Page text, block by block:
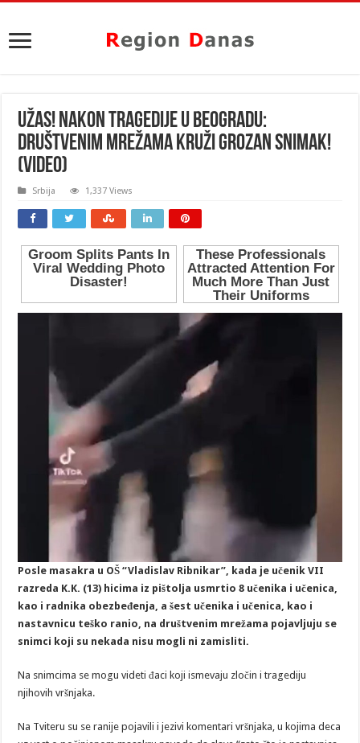
UŽAS! NAKON TRAGEDIJE U BEOGRADU:
Društvenim mrežama kruži GROZAN SNIMAK!
(VIDEO)
Srbija 1,337 Views
Posle masakra u OŠ “Vladislav Ribnikar”, kada je učenik VII
razreda K.K. (13) hicima iz pištolja usmrtio 8 učenika i učenica,
kao i radnika obezbeđenja, a šest učenika i učenica, kao i
nastavnicu teško ranio, na društvenim mrežama pojavljuju se
snimci koji su nekada nisu mogli ni zamisliti.
Na snimcima se mogu videti đaci koji ismevaju zločin i tragediju
njihovih vršnjaka.
Na Tviteru su se ranije pojavili i jezivi komentari vršnjaka, u kojima deca